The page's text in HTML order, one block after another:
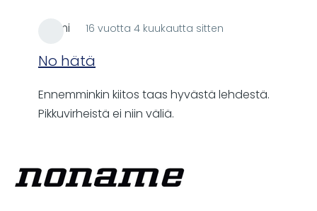
Atomi 16 vuotta 4 kuukautta sitten
No hätä
Ennemminkin kiitos taas hyvästä lehdestä.
Pikkuvirheistä ei niin väliä.